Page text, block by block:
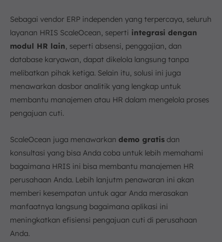
Sebagai vendor ERP independen yang terpercaya, seluruh
layanan HRIS ScaleOcean, seperti integrasi dengan
modul HR lain, seperti absensi, penggajian, dan
database karyawan, dapat dikelola langsung tanpa
melibatkan pihak ketiga. Selain itu, solusi ini juga
menawarkan dasbor analitik yang lengkap untuk
membantu manajemen atau HR dalam mengelola proses
pengajuan cuti.
ScaleOcean juga menawarkan demo gratis dan
konsultasi yang bisa Anda coba untuk lebih memahami
bagaimana HRIS ini bisa membantu manajemen HR
perusahaan Anda. Lebih lanjutm penawaran ini akan
memberi kesempatan untuk agar Anda merasakan
manfaatnya langsung bagaimana aplikasi ini
meningkatkan efisiensi pengajuan cuti di perusahaan
Anda.